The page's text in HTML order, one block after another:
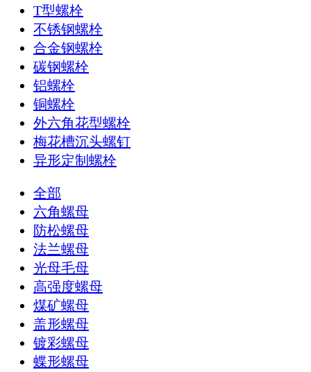
T型螺栓
不锈钢螺栓
合金钢螺栓
碳钢螺栓
铝螺栓
铜螺栓
外六角花型螺栓
梅花槽沉头螺钉
异形定制螺栓
全部
六角螺母
防松螺母
法兰螺母
光母毛母
高强度螺母
煤矿螺母
盖形螺母
镀彩螺母
蝶形螺母